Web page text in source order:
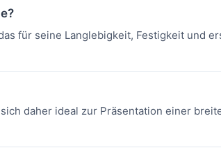
für seine Langlebigkeit, Festigkeit und
daher ideal zur Präsentation einer